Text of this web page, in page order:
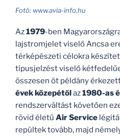
Fotó: www.avia-info.hu
Az1979-ben
lajstromjelet viselő Ancsa
térképészeti célokra
típusjelzést viselő
összesen öt példány
évek közepétőlaz1980-as
rendszerváltást követően
rövid életű Air Service
repültek tovább, majd